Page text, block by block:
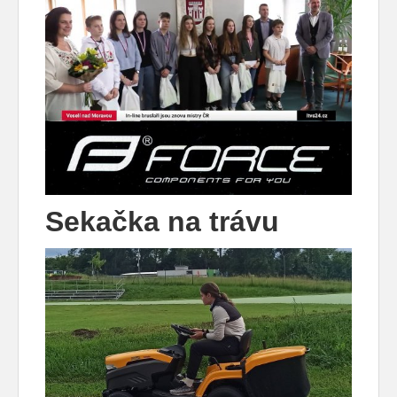
Sekačka na trávu